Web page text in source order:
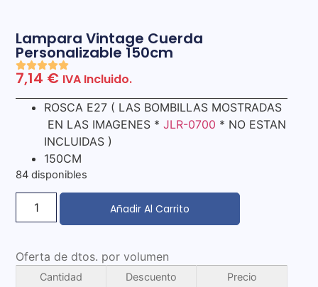
Lampara Vintage Cuerda
Personalizable 150cm
7,14 € IVA Incluido.
ROSCA E27 ( LAS BOMBILLAS MOSTRADAS
EN LAS IMAGENES *JLR-0700 * NO ESTAN
INCLUIDAS )
150CM
84 disponibles
Añadir Al Carrito
Oferta de dtos. por volumen
Cantidad Descuento
Precio